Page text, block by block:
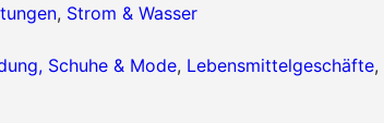
, Strom & Wasser
Schuhe & Mode, Lebensmittelgeschäfte,